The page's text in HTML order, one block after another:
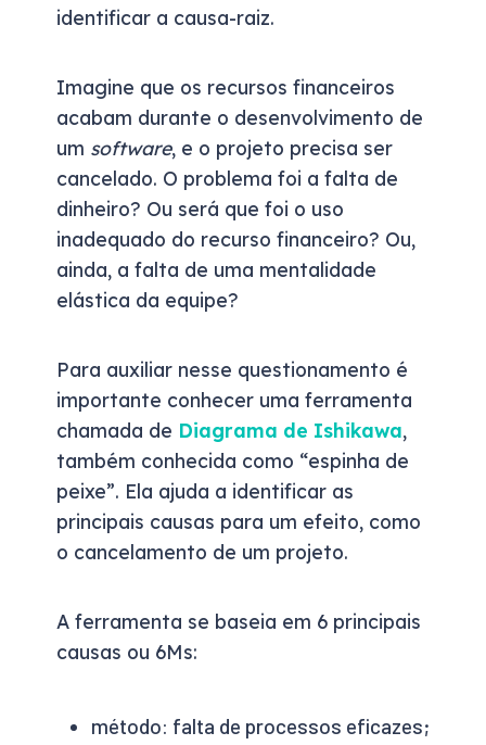
identificar a causa-raiz.
Imagine que os recursos financeiros
acabam durante o desenvolvimento de
um software, e o projeto precisa ser
cancelado. O problema foi a falta de
dinheiro? Ou será que foi o uso
inadequado do recurso financeiro? Ou,
ainda, a falta de uma mentalidade
elástica da equipe?
Para auxiliar nesse questionamento é
importante conhecer uma ferramenta
chamada de Diagrama de Ishikawa,
também conhecida como “espinha de
peixe”. Ela ajuda a identificar as
principais causas para um efeito, como
o cancelamento de um projeto.
A ferramenta se baseia em 6 principais
causas ou 6Ms:
método: falta de processos eficazes;